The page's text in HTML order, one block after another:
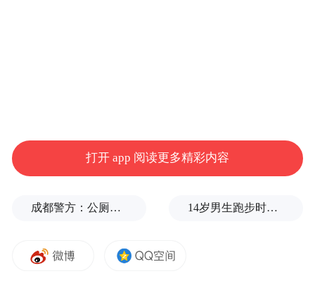
打开 app 阅读更多精彩内容
成都警方：公厕乱贴非法小广告，严查 14岁男生跑步时心脏骤停，后被鉴定为“器质性痴呆”，家属质疑校方失责